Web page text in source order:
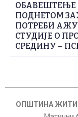
ПОДНЕТОМ
ПОТРЕБИ
СТУДИЈЕ О
СРЕДИНУ –
ОПШТИНА